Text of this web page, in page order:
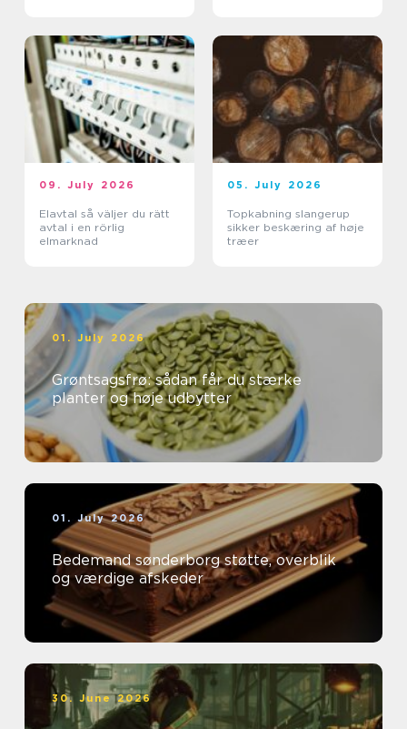
09. July 2026
Elavtal så väljer du rätt
avtal i en rörlig
elmarknad
05. July 2026
Topkabning slangerup
sikker beskæring af høje
træer
01. July 2026
Grøntsagsfrø: sådan får du stærke
planter og høje udbytter
01. July 2026
Bedemand sønderborg støtte, overblik
og værdige afskeder
30. June 2026